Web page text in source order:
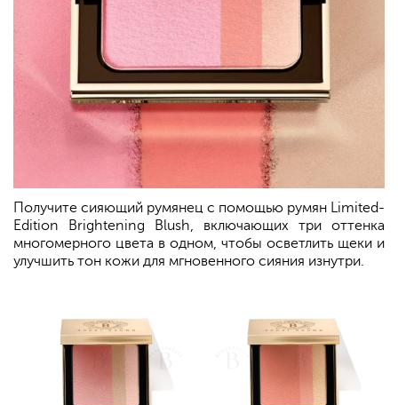
Получите сияющий румянец с помощью румян Limited-
Edition Brightening Blush, включающих три оттенка
многомерного цвета в одном, чтобы осветлить щеки и
улучшить тон кожи для мгновенного сияния изнутри.